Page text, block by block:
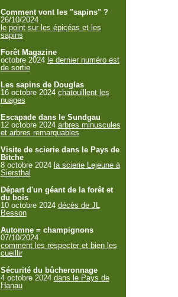
Comment vont les "sapins" ?
26/10/2024
le point sur les épicéas et les
sapins
Forêt Magazine
octobre 2024 le dernier numéro est
de sortie
Les sapins de Douglas
16 octobre 2024 chatouillent les
nuages
Escapade dans le Sundgau
12 octobre 2024 arbres minuscules
et arbres remarquables
Visite de scierie dans le Pays de
Bitche
8 octobre 2024 la scierie Lejeune à
Siersthal
Départ d'un géant de la forêt et
du bois
10 octobre 2024 décès de JL
Besson
Automne = champignons
07/10/2024
comment les respecter et bien les
cueillir
Sécurité du bûcheronnage
4 octobre 2024 dans le Pays de
Hanau